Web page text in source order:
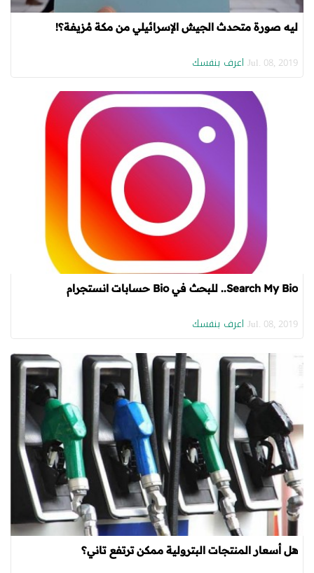
ليه صورة متحدث الجيش الإسرائيلي من مكة مُزيفة؟!
Jul. 08, 2019 اعرف بنفسك
Search My Bio.. للبحث في Bio حسابات انستجرام
Jul. 08, 2019 اعرف بنفسك
هل أسعار المنتجات البترولية ممكن ترتفع تاني؟